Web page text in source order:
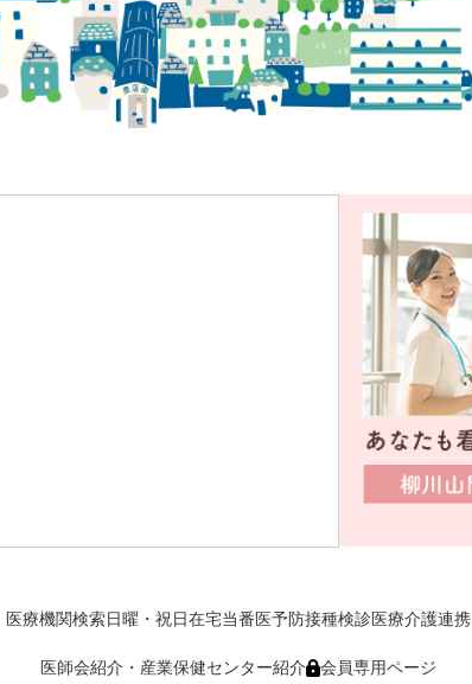
医療機関検索日曜・祝日在宅当番医予防接種検診医療介護連携
医師会紹介・産業保健センター紹介 会員専用ページ